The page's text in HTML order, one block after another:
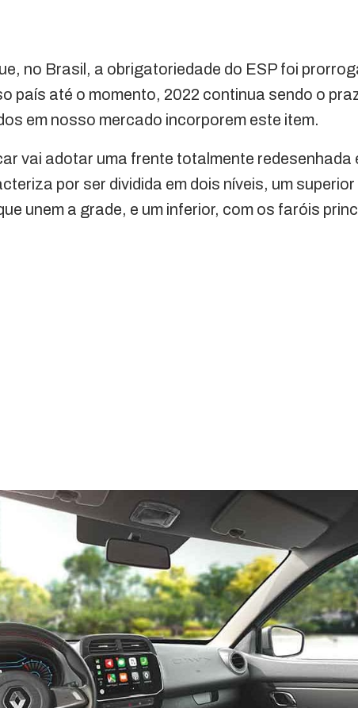
no Brasil, a obrigatoriedade do ESP foi
país até o momento, 2022 continua sendo o
em nosso mercado incorporem este item.
vai adotar uma frente totalmente redesenhada
por ser dividida em dois níveis, um
unem a grade, e um inferior, com os faróis